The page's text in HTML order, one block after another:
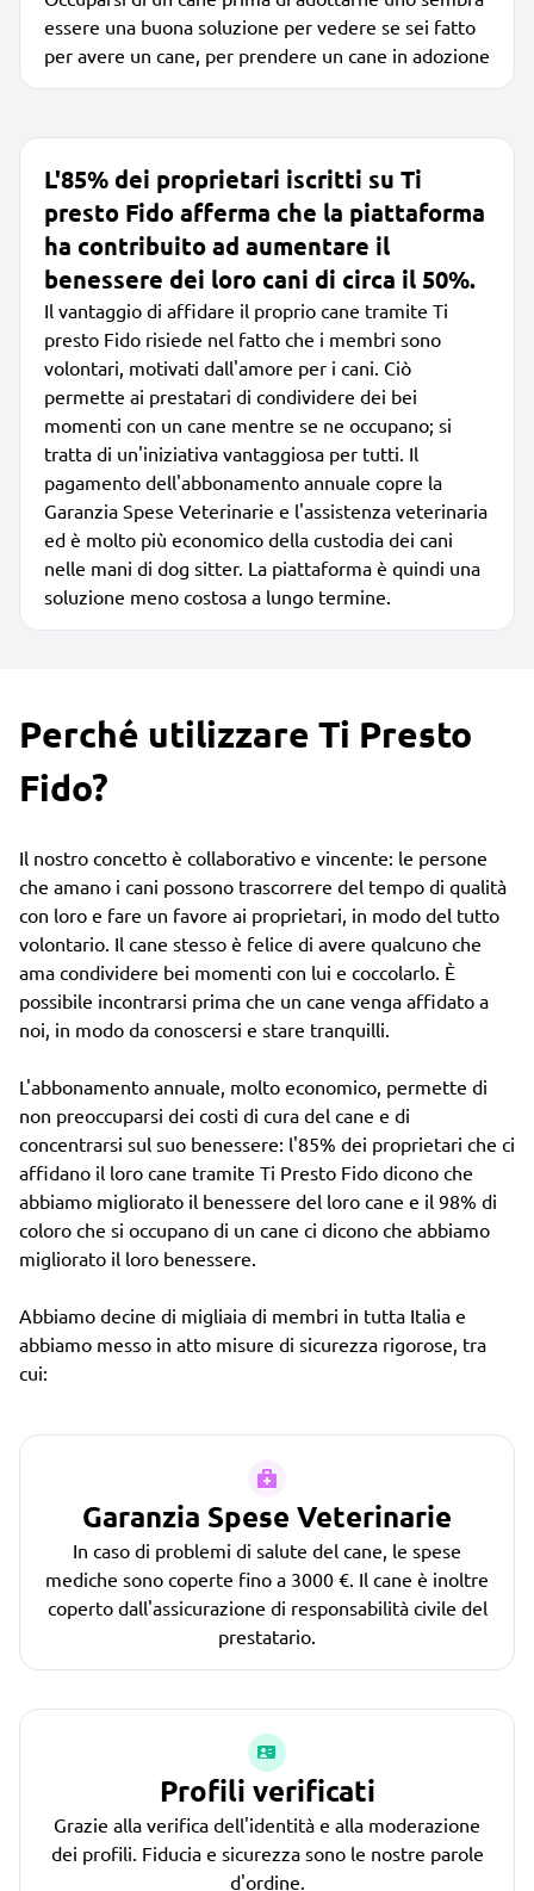
essere una buona soluzione per vedere se sei fatto
per avere un cane, per prendere un cane in adozione
L'85% dei proprietari iscritti su Ti
presto Fido afferma che la piattaforma
ha contribuito ad aumentare il
benessere dei loro cani di circa il 50%.
Il vantaggio di affidare il proprio cane tramite Ti
presto Fido risiede nel fatto che i membri sono
volontari, motivati dall'amore per i cani. Ciò
permette ai prestatari di condividere dei bei
momenti con un cane mentre se ne occupano; si
tratta di un'iniziativa vantaggiosa per tutti. Il
pagamento dell'abbonamento annuale copre la
Garanzia Spese Veterinarie e l'assistenza veterinaria
ed è molto più economico della custodia dei cani
nelle mani di dog sitter. La piattaforma è quindi una
soluzione meno costosa a lungo termine.
Perché utilizzare Ti Presto
Fido?
Il nostro concetto è collaborativo e vincente: le persone
che amano i cani possono trascorrere del tempo di qualità
con loro e fare un favore ai proprietari, in modo del tutto
volontario. Il cane stesso è felice di avere qualcuno che
ama condividere bei momenti con lui e coccolarlo. È
possibile incontrarsi prima che un cane venga affidato a
noi, in modo da conoscersi e stare tranquilli.
L'abbonamento annuale, molto economico, permette di
non preoccuparsi dei costi di cura del cane e di
concentrarsi sul suo benessere: l'85% dei proprietari che ci
affidano il loro cane tramite Ti Presto Fido dicono che
abbiamo migliorato il benessere del loro cane e il 98% di
coloro che si occupano di un cane ci dicono che abbiamo
migliorato il loro benessere.
Abbiamo decine di migliaia di membri in tutta Italia e
abbiamo messo in atto misure di sicurezza rigorose, tra
cui:
Garanzia Spese Veterinarie
In caso di problemi di salute del cane, le spese
mediche sono coperte fino a 3000 €. Il cane è inoltre
coperto dall'assicurazione di responsabilità civile del
prestatario.
Profili verificati
Grazie alla verifica dell'identità e alla moderazione
dei profili. Fiducia e sicurezza sono le nostre parole
d'ordine.